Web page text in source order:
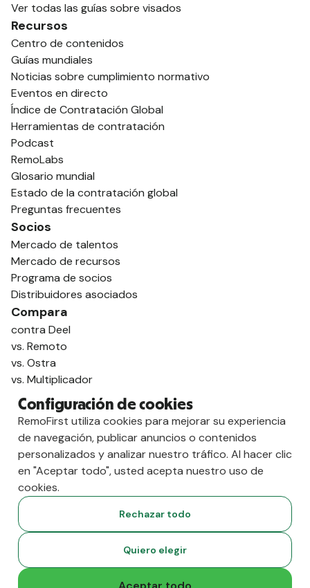
Ver todas las guías sobre visados
Recursos
Centro de contenidos
Guías mundiales
Noticias sobre cumplimiento normativo
Eventos en directo
Índice de Contratación Global
Herramientas de contratación
Podcast
RemoLabs
Glosario mundial
Estado de la contratación global
Preguntas frecuentes
Socios
Mercado de talentos
Mercado de recursos
Programa de socios
Distribuidores asociados
Compara
contra Deel
vs. Remoto
vs. Ostra
vs. Multiplicador
RemoFirst Inc. Creado 💚 a distancia desde
casa.
Condiciones generales
Configuración de cookies
RemoFirst utiliza cookies para mejorar su experiencia
de navegación, publicar anuncios o contenidos
personalizados y analizar nuestro tráfico. Al hacer clic
en "Aceptar todo", usted acepta nuestro uso de
cookies.
Rechazar todo
Quiero elegir